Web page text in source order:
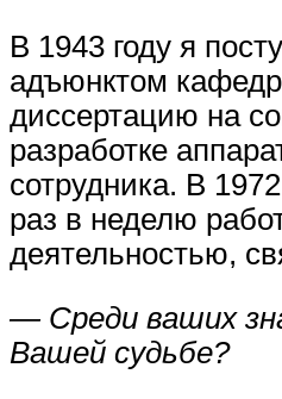
В 1943 году я
адъюнктом
диссертацию на
разработке
сотрудника. В
раз в неделю
деятельностью,
— Среди ваших
Вашей судьбе?